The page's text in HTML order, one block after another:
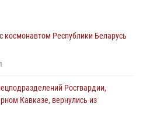
со Дня образования ОМОН
стал гостем эфира
космонавтом Республики Беларусь
1
Росгвардии,
Кавказе, вернулись из